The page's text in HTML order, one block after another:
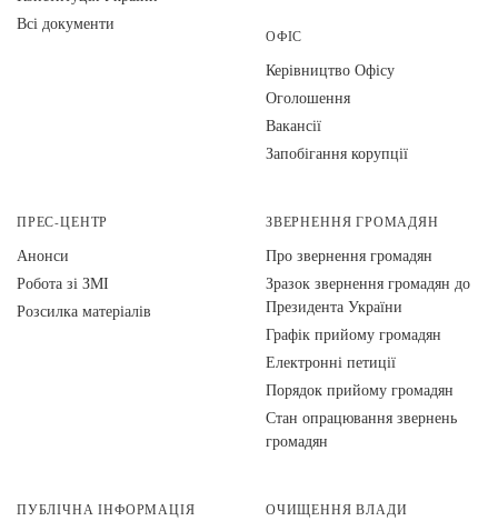
Всі документи
ОФІС
Керівництво Офісу
Оголошення
Вакансії
Запобігання корупції
ПРЕС-ЦЕНТР
Анонси
Робота зі ЗМІ
Розсилка матеріалів
ЗВЕРНЕННЯ ГРОМАДЯН
Про звернення громадян
Зразок звернення громадян до
Президента України
Графік прийому громадян
Електронні петиції
Порядок прийому громадян
Стан опрацювання звернень
громадян
ПУБЛІЧНА ІНФОРМАЦІЯ ОЧИЩЕННЯ ВЛАДИ